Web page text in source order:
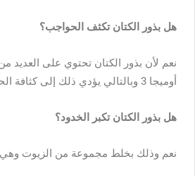
هل بذور الكتان تكثف الحواجب؟
نعم لأن بذور الكتان تحتوي على العديد
أوميجا 3 وبالتالي يؤدي ذلك إلى كثافة الحواجب والرموش.
هل بذور الكتان تكبر الخدود؟
نعم وذلك بخلط مجموعة من الزيوت